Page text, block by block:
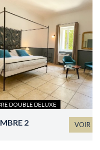
VOIR